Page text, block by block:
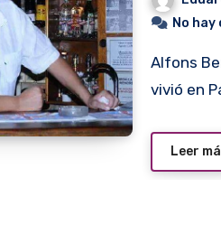
No
Alfons Bernhard Adams nació en Munich, Alemania, pero
vivió en
Leer